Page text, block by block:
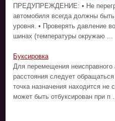
ПРЕДУПРЕЖДЕНИЕ: • Не
автомобиля всегда должны
уровня. • Проверять давление
шинах (температуры окружаю ...
Буксировка
Для перемещения
расстояния следует
точка назначения находится
может быть отбуксирован при п ...